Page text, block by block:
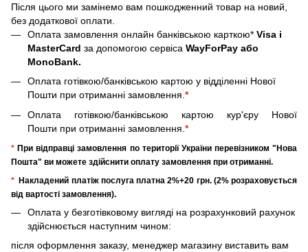
Після цього ми замінемо вам пошкодженний товар на новий,
без додаткової оплати.
Оплата замовлення онлайн банківською карткою* Visa і
MasterCard за допомогою сервіса WayForPay або
MonoBank.
Оплата готівкою/банківською картою у відділенні Нової
Пошти при отриманні замовлення. *
Оплата готівкою/банківською картою кур'єру Нової
Пошти при отриманні замовлення. *
* При відправці замовлення по території України перевізником "Нова
Пошта" ви можете здійснити оплату замовлення при отриманні.
* Накладений платіж послуга платна 2%+20 грн. (2% розраховується
від вартості замовлення).
Оплата у безготівковому вигляді на розрахунковий рахунок
здійснюється наступним чином:
після оформлення заказу, менеджер магазину виставить вам